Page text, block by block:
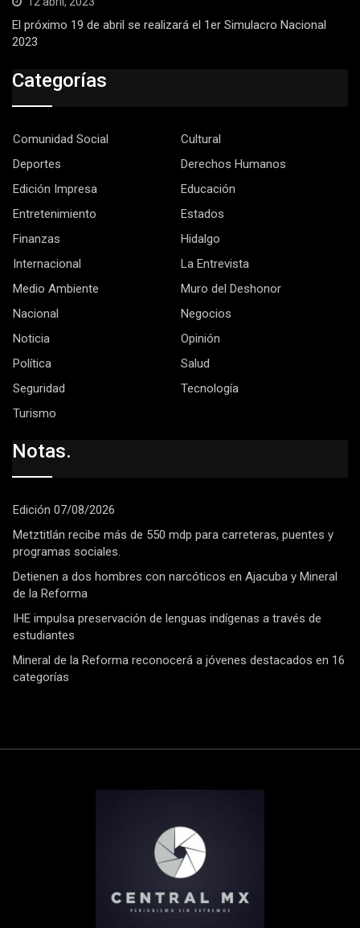
El próximo 19 de abril se realizará el 1er Simulacro Nacional
2023
Categorías
Comunidad Social
Cultural
Deportes
Derechos Humanos
Edición Impresa
Educación
Entretenimiento
Estados
Finanzas
Hidalgo
Internacional
La Entrevista
Medio Ambiente
Muro del Deshonor
Nacional
Negocios
Noticia
Opinión
Política
Salud
Seguridad
Tecnología
Turismo
Notas.
Edición 07/08/2026
Metztitlán recibe más de 550 mdp para carreteras, puentes y
programas sociales.
Detienen a dos hombres con narcóticos en Ajacuba y Mineral
de la Reforma
IHE impulsa preservación de lenguas indígenas a través de
estudiantes
Mineral de la Reforma reconocerá a jóvenes destacados en 16
categorías